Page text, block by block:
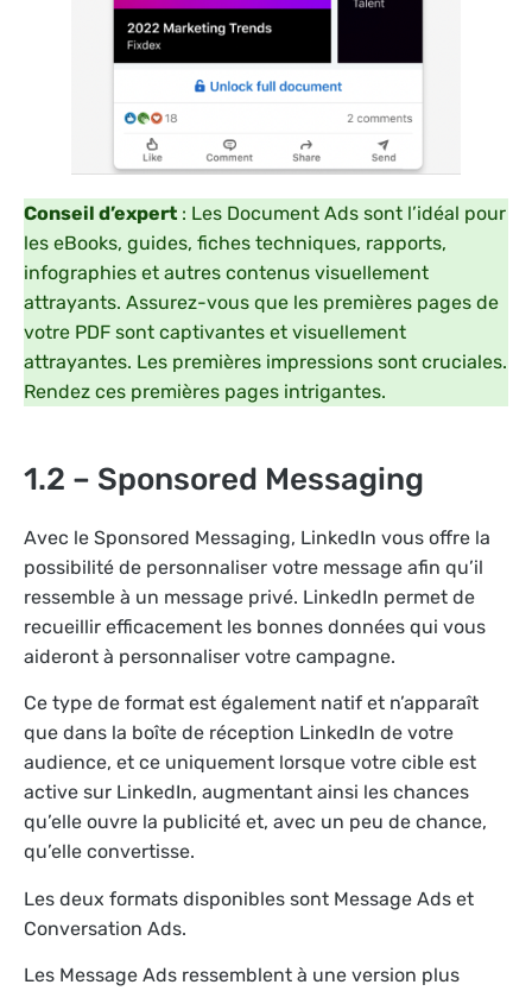
Conseil d’expert : Les Document Ads sont l’idéal pour
les eBooks, guides, fiches techniques, rapports,
infographies et autres contenus visuellement
attrayants. Assurez-vous que les premières pages de
votre PDF sont captivantes et visuellement
attrayantes. Les premières impressions sont cruciales.
Rendez ces premières pages intrigantes.
1.2 – Sponsored Messaging
Avec le Sponsored Messaging, LinkedIn vous offre la
possibilité de personnaliser votre message afin qu’il
ressemble à un message privé. LinkedIn permet de
recueillir efficacement les bonnes données qui vous
aideront à personnaliser votre campagne.
Ce type de format est également natif et n’apparaît
que dans la boîte de réception LinkedIn de votre
audience, et ce uniquement lorsque votre cible est
active sur LinkedIn, augmentant ainsi les chances
qu’elle ouvre la publicité et, avec un peu de chance,
qu’elle convertisse.
Les deux formats disponibles sont Message Ads et
Conversation Ads.
Les Message Ads ressemblent à une version plus